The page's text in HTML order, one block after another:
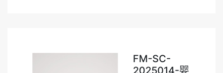
FM-SC-
2025014-婴